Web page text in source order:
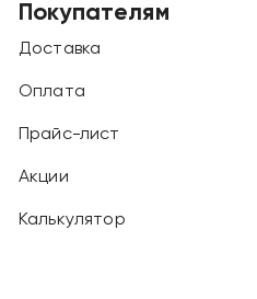
Покупателям
Доставка
Оплата
Прайс-лист
Акции
Калькулятор